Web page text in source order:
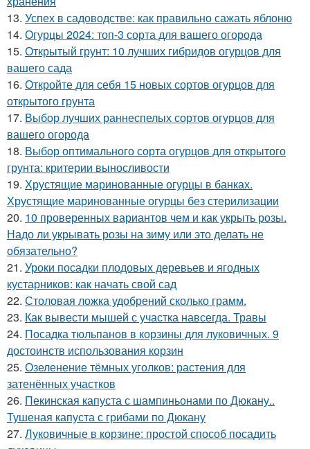
13. Успех в садоводстве: как правильно сажать яблоню
14. Огурцы 2024: топ-3 сорта для вашего огорода
15. Открытый грунт: 10 лучших гибридов огурцов для
вашего сада
16. Откройте для себя 15 новых сортов огурцов для
открытого грунта
17. Выбор лучших раннеспелых сортов огурцов для
вашего огорода
18. Выбор оптимального сорта огурцов для открытого
грунта: критерии выносливости
19. Хрустящие маринованные огурцы в банках.
Хрустящие маринованные огурцы без стерилизации
20. 10 проверенных вариантов чем и как укрыть розы.
Надо ли укрывать розы на зиму или это делать не
обязательно?
21. Уроки посадки плодовых деревьев и ягодных
кустарников: как начать свой сад
22. Столовая ложка удобрений сколько грамм.
23. Как вывести мышей с участка навсегда. Травы
24. Посадка тюльпанов в корзины для луковичных. 9
достоинств использования корзин
25. Озеленение тёмных уголков: растения для
затенённых участков
26. Пекинская капуста с шампиньонами по Дюкану..
Тушеная капуста с грибами по Дюкану
27. Луковичные в корзине: простой способ посадить